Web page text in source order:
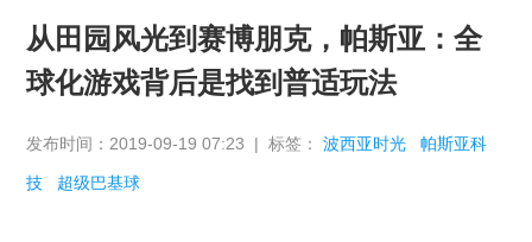
从田园风光到赛博朋克，帕斯亚：全
球化游戏背后是找到普适玩法
发布时间：2019-09-19 07:23 | 标签：波西亚时光 帕斯亚科
技 超级巴基球